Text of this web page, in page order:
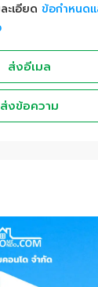
ะเอียด ข้อกำหนดแ
ส่งอีเมล
ส่งข้อความ